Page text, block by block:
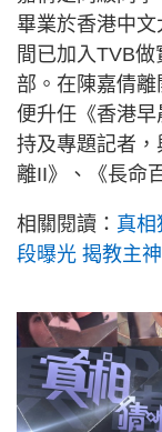
畢業於香港中
間已加入TVB
部。在陳嘉倩
便升任《香港
持及專題記者
離II》、《長命
相關閱讀： 真
段曝光 揭教主